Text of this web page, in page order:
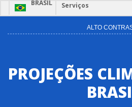
BRASIL Serviços
ALTO
PROJEÇÕES